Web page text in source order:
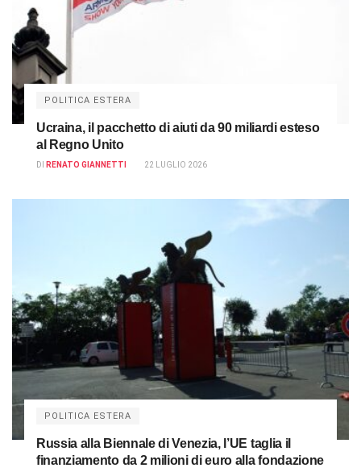
POLITICA ESTERA
Ucraina, il pacchetto di aiuti da 90 miliardi esteso
al Regno Unito
DI RENATO GIANNETTI 22 LUGLIO 2026
POLITICA ESTERA
Russia alla Biennale di Venezia, l’UE taglia il
finanziamento da 2 milioni di euro alla fondazione